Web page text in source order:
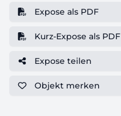
Expose als PDF
Kurz-Expose als PDF
Expose teilen
Objekt merken